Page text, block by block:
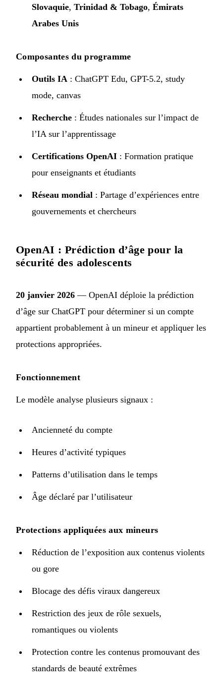
Slovaquie, Trinidad & Tobago, Émirats
Arabes Unis
Composantes du programme
Outils IA : ChatGPT Edu, GPT-5.2, study
mode, canvas
Recherche : Études nationales sur l’impact de
l’IA sur l’apprentissage
Certifications OpenAI : Formation pratique
pour enseignants et étudiants
Réseau mondial : Partage d’expériences entre
gouvernements et chercheurs
OpenAI : Prédiction d’âge pour la
sécurité des adolescents
20 janvier 2026 — OpenAI déploie la prédiction
d’âge sur ChatGPT pour déterminer si un compte
appartient probablement à un mineur et appliquer les
protections appropriées.
Fonctionnement
Le modèle analyse plusieurs signaux :
Ancienneté du compte
Heures d’activité typiques
Patterns d’utilisation dans le temps
Âge déclaré par l’utilisateur
Protections appliquées aux mineurs
Réduction de l’exposition aux contenus violents
ou gore
Blocage des défis viraux dangereux
Restriction des jeux de rôle sexuels,
romantiques ou violents
Protection contre les contenus promouvant des
standards de beauté extrêmes